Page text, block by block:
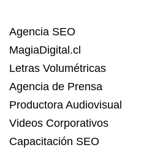
Agencia SEO
MagiaDigital.cl
Letras Volumétricas
Agencia de Prensa
Productora Audiovisual
Videos Corporativos
Capacitación SEO